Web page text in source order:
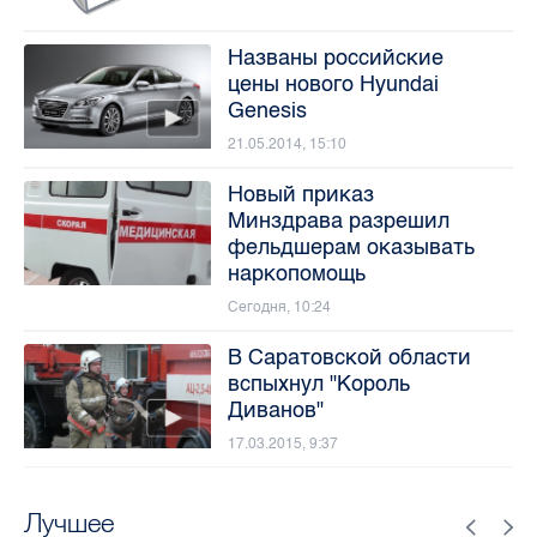
Лучшее
Названы российские
цены нового Hyundai
Genesis
21.05.2014, 15:10
Новый приказ
Минздрава разрешил
фельдшерам оказывать
наркопомощь
Сегодня, 10:24
В Саратовской области
вспыхнул "Король
Диванов"
17.03.2015, 9:37